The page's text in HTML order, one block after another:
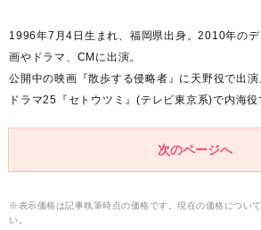
1996年7月4日生まれ、福岡県出身。2010年の
画やドラマ、CMに出演。
公開中の映画『散歩する侵略者』に天野役で出
ドラマ25『セトウツミ』(テレビ東京系)で内海役
次のページへ
※表示価格は記事執筆時点の価格です。現在の価格につい
い。